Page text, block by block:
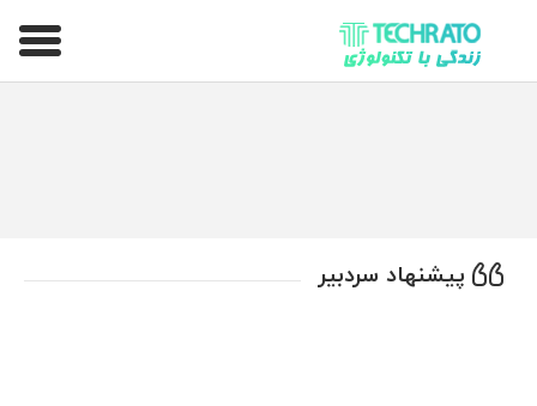
تکراتو – زندگی با تکنولوژی
پیشنهاد سردبیر